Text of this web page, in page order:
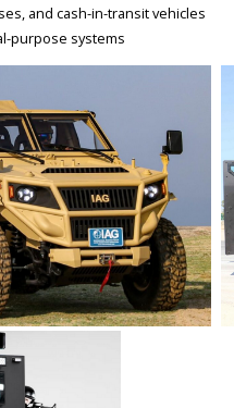
and cash-in-transit vehicles
purpose systems